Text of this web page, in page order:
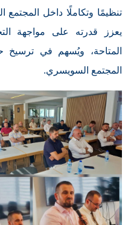
تنظيمًا وتكاملًا داخل المجتمع
يعزز قدرته على مواجهة
المتاحة، ويُسهم في ترسيخ
المجتمع السويسري.